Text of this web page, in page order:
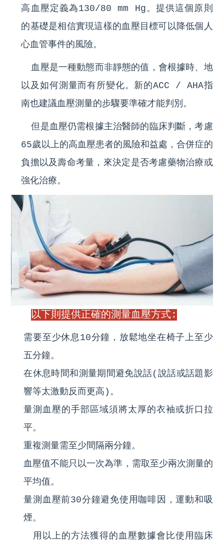
高血壓定義為130/80 mm Hg。提供這個原則
的基礎是相信實現這樣的血壓目標可以降低個人
心血管事件的風險。
血壓是一種動態而非靜態的值，會根據時、地
以及如何測量而有所變化。新的ACC / AHA指
南也建議血壓測量的步驟要準確才能判別。
但是血壓仍需根據主治醫師的臨床判斷，考慮
65歲以上的高血壓患者的風險和益處，合併症的
負擔以及壽命考量，來決定是否考慮藥物治療或
強化治療。
以下則提供正確的測量血壓方式:
需要至少休息10分鐘， 放鬆地坐在椅子上至少
五分鐘。
在休息時間和測量期間避免說話( 說話或話題影
響等太激動反而更高 ) 。
量測血壓的手部區域須將太厚的衣袖或折口拉
平。
重複測量需至少間隔兩分鐘。
血壓值不能只以一次為準，需取至少兩次測量的
平均值。
量測血壓前30分鐘避免使用咖啡因，運動和吸
煙。
用以上的方法獲得的血壓數據會比使用臨床